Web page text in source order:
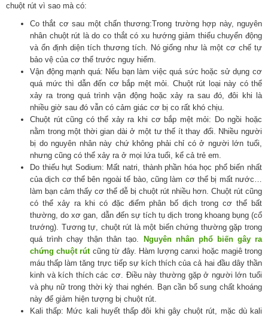
chuột rút vì sao mà có:
Co thắt cơ sau một chấn thương:Trong trường hợp này, nguyên
nhân chuột rút là do co thắt có xu hướng giảm thiểu chuyển động
và ổn định diện tích thương tích. Nó giống như là một cơ chế tự
bảo vệ của cơ thể trước nguy hiểm.
Vận động mạnh quá: Nếu bạn làm việc quá sức hoặc sử dụng cơ
quá mức thì dẫn đến cơ bắp mệt mỏi. Chuột rút loại này có thể
xảy ra trong quá trình vận động hoặc xảy ra sau đó, đôi khi là
nhiều giờ sau đó vẫn có cảm giác cơ bị co rất khó chịu.
Chuột rút cũng có thể xảy ra khi cơ bắp mệt mỏi: Do ngồi hoặc
nằm trong một thời gian dài ở một tư thế ít thay đổi. Nhiều người
bị do nguyên nhân này chứ không phải chỉ có ở người lớn tuổi,
nhưng cũng có thể xảy ra ở mọi lứa tuổi, kể cả trẻ em.
Do thiếu hụt Sodium: Mất natri, thành phần hóa học phổ biến nhất
của dịch cơ thể bên ngoài tế bào, cũng làm cơ thể bị mất nước…
làm bạn cảm thấy cơ thể dễ bị chuột rút nhiều hơn. Chuột rút cũng
có thể xảy ra khi có đặc điểm phân bố dịch trong cơ thể bất
thường, do xơ gan, dẫn đến sự tích tụ dịch trong khoang bụng (cổ
trướng). Tương tự, chuột rút là một biến chứng thường gặp trong
quá trình chạy thận thân tạo. Nguyên nhân phổ biến gây ra
chứng chuột rút cũng từ đây. Hàm lượng canxi hoặc magiê trong
máu thấp làm tăng trực tiếp sự kích thích của cả hai đầu dây thần
kinh và kích thích các cơ. Điều này thường gặp ở người lớn tuổi
và phụ nữ trong thời kỳ thai nghén. Bạn cần bổ sung chất khoáng
này để giảm hiện tượng bị chuột rút.
Kali thấp: Mức kali huyết thấp đôi khi gây chuột rút, mặc dù kali